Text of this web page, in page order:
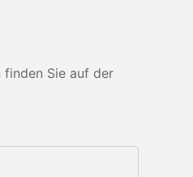
finden Sie auf der